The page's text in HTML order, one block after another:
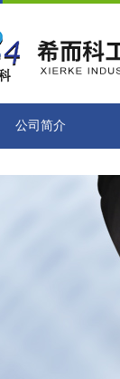
公司简介